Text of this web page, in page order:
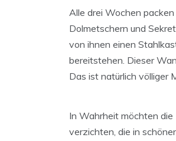
Alle drei Wochen
Dolmetschern und
von ihnen einen
bereitstehen. Dieser
Das ist natürlich völliger
In Wahrheit möchten
verzichten, die in